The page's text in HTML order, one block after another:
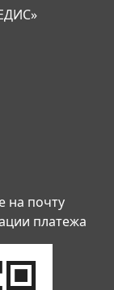
на почту
платежа